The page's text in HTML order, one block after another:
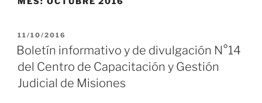
PUBLICADO
EL
11/10/2016
Boletín informativo y de divulgación N°14
del Centro de Capacitación y Gestión
Judicial de Misiones